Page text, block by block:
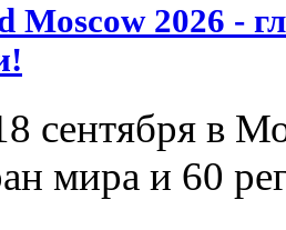
Moscow 2026 -
сентября в
мира и 60